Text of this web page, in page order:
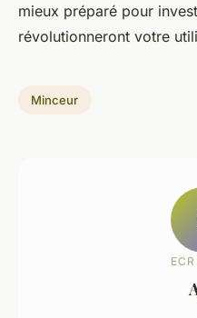
mieux préparé pour
révolutionneront votre
Minceur